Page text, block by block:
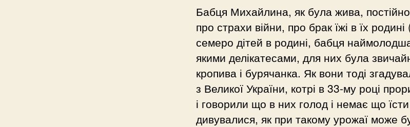
Бабця Михайлина, як була жива,
про страхи війни, про брак їжі в їх
семеро дітей в родині, бабця
якими делікатесами, для них була
кропива і бурячанка. Як вони тоді
з Великої України, котрі в 33-му році
і говорили що в них голод і немає що їсти
дивувалися, як при такому урожаї може